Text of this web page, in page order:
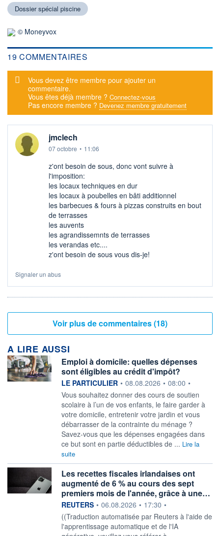
Dossier spécial piscine
© Moneyvox
19 COMMENTAIRES
Message d'alerte
Vous devez être membre pour ajouter un
commentaire.
Vous êtes déjà membre ? Connectez-vous
Pas encore membre ? Devenez membre gratuitement
jmclech
07 octobre • 11:06
z'ont besoin de sous, donc vont suivre à
l'imposition:
les locaux techniques en dur
les locaux à poubelles en bâti additionnel
les barbecues & fours à pizzas construits en bout
de terrasses
les auvents
les agrandissemnts de terrasses
les verandas etc....
z'ont besoin de sous vous dis-je!
Signaler un abus
Voir plus de commentaires (18)
A LIRE AUSSI
Emploi à domicile: quelles dépenses
sont éligibles au crédit d'impôt?
information fournie par
LE PARTICULIER • 08.08.2026 • 08:00 •
Vous souhaitez donner des cours de soutien
scolaire à l’un de vos enfants, le faire garder à
votre domicile, entretenir votre jardin et vous
débarrasser de la contrainte du ménage ?
Savez-vous que les dépenses engagées dans
ce but sont en partie déductibles de ... Lire la
suite
Les recettes fiscales irlandaises ont
augmenté de 6 % au cours des sept
premiers mois de l'année, grâce à une…
information fournie par
REUTERS • 06.08.2026 • 17:30 •
((Traduction automatisée par Reuters à l'aide de
l'apprentissage automatique et de l'IA